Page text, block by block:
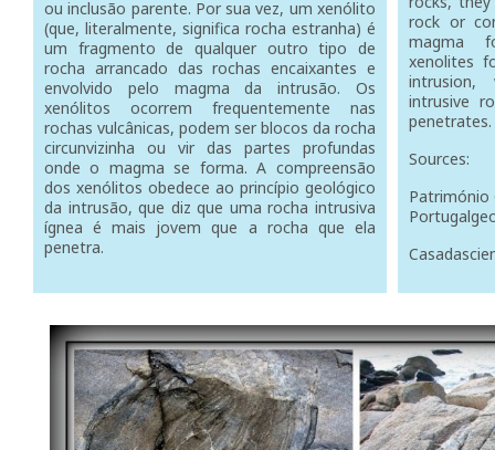
ou inclusão parente. Por sua vez, um xenólito
(que, literalmente, significa rocha estranha) é
um fragmento de qualquer outro tipo de
rocha arrancado das rochas encaixantes e
envolvido pelo magma da intrusão. Os
xenólitos ocorrem frequentemente nas
rochas vulcânicas, podem ser blocos da rocha
circunvizinha ou vir das partes profundas
onde o magma se forma. A compreensão
dos xenólitos obedece ao princípio geológico
da intrusão, que diz que uma rocha intrusiva
ígnea é mais jovem que a rocha que ela
penetra.
rock or
magma
xenolites
intrusive
penetrates.
Sources:
Património